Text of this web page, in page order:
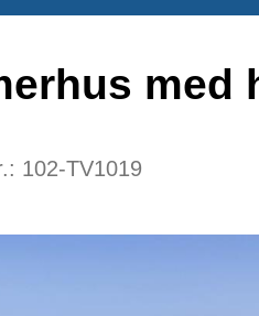
102-TV1019